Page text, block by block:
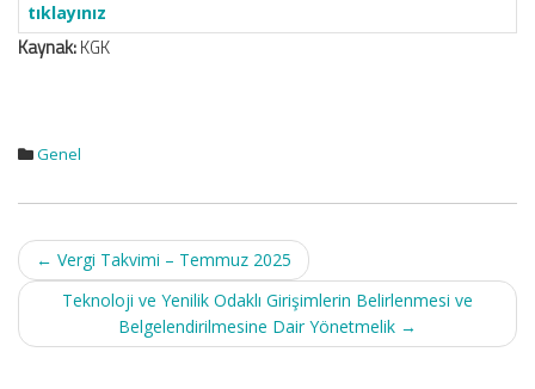
tıklayınız
Kaynak:KGK
Genel
Post
navigation
← Vergi Takvimi – Temmuz 2025
Teknoloji ve Yenilik Odaklı Girişimlerin Belirlenmesi ve
Belgelendirilmesine Dair Yönetmelik →